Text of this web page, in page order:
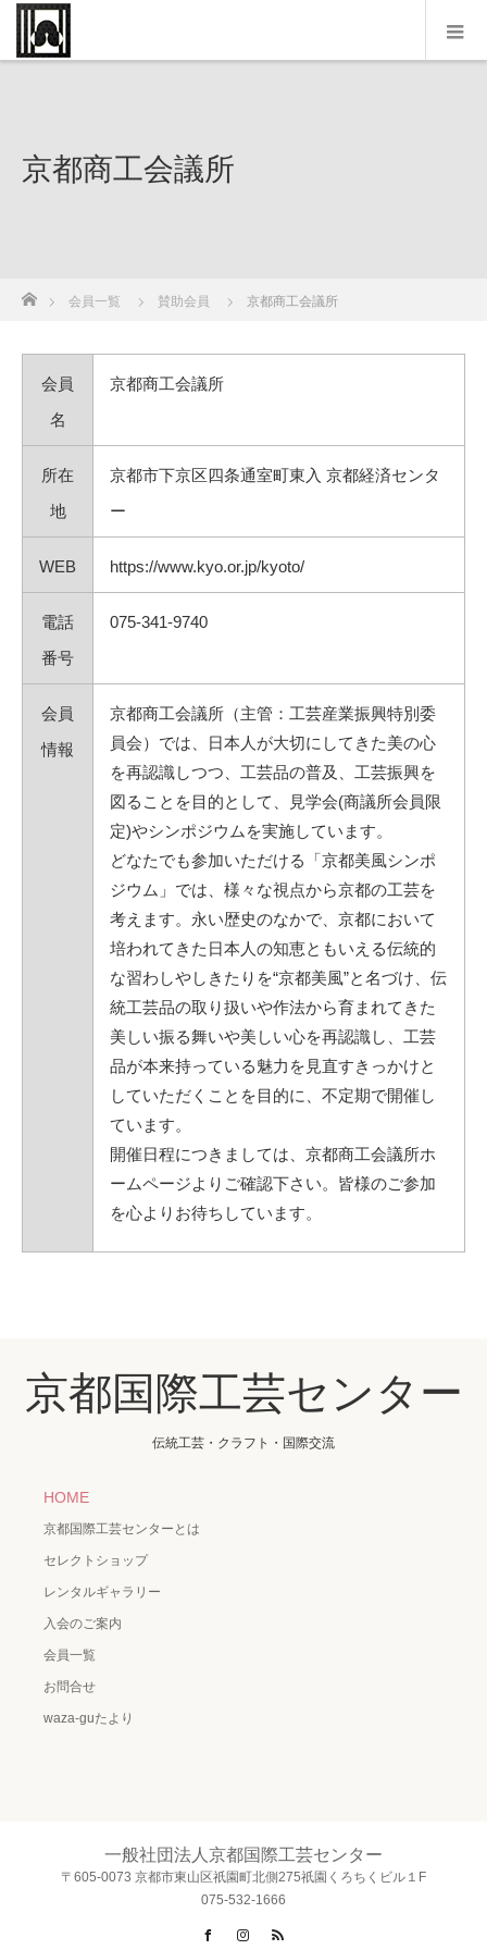
京都商工会議所
ホーム
会員一覧 賛助会員 京都商工会議所
会員
名
京都商工会議所
所在
地
京都市下京区四条通室町東入 京都経済センタ
ー
WEB https://www.kyo.or.jp/kyoto/
電話
番号
075-341-9740
会員
情報
京都商工会議所（主管：工芸産業振興特別委
員会）では、日本人が大切にしてきた美の心
を再認識しつつ、工芸品の普及、工芸振興を
図ることを目的として、見学会(商議所会員限
定)やシンポジウムを実施しています。
どなたでも参加いただける「京都美風シンポ
ジウム」では、様々な視点から京都の工芸を
考えます。永い歴史のなかで、京都において
培われてきた日本人の知恵ともいえる伝統的
な習わしやしきたりを“京都美風”と名づけ、伝
統工芸品の取り扱いや作法から育まれてきた
美しい振る舞いや美しい心を再認識し、工芸
品が本来持っている魅力を見直すきっかけと
していただくことを目的に、不定期で開催し
ています。
開催日程につきましては、京都商工会議所ホ
ームページよりご確認下さい。皆様のご参加
を心よりお待ちしています。
京都国際工芸センター
伝統工芸・クラフト・国際交流
HOME
京都国際工芸センターとは
セレクトショップ
レンタルギャラリー
入会のご案内
会員一覧
お問合せ
waza-guたより
一般社団法人京都国際工芸センター
〒605-0073 京都市東山区祇園町北側275祇園くろちくビル１F
075-532-1666
FacebookInstagram